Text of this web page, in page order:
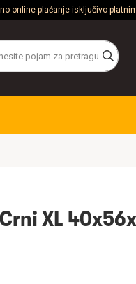
online plaćanje isključivo
XL